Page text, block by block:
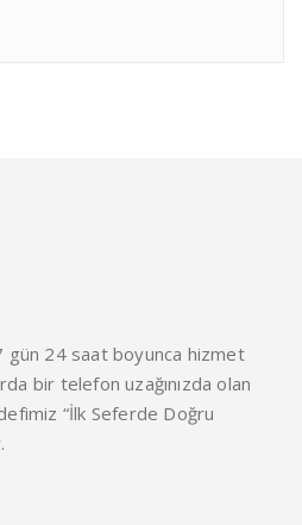
gün 24 saat boyunca hizmet
bir telefon uzağınızda olan
“İlk Seferde Doğru